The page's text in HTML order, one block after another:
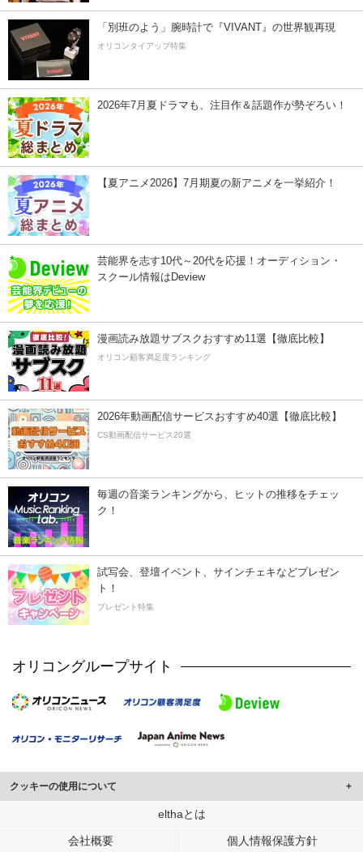
「別班のよう」腕時計で『VIVANT』の世界観再現
オリコンタイアップ特集
2026年7月夏ドラマも、注目作＆話題作が勢ぞろい！
【夏アニメ2026】7月期夏の新アニメを一挙紹介！
芸能界を志す10代～20代を応援！オーディション・
スクール情報はDeview
漫画読み放題サブスクおすすめ11選【徹底比較】
オリコン顧客満足度ランキング
2026年動画配信サービスおすすめ40選【徹底比較】
CS動画配信サービス20選
毎週の音楽ランキングから、ヒットの推移をチェッ
ク！
試写会、登壇イベント、サインチェキなどプレゼン
ト！
プレゼント特集
オリコングループサイト
クッキーの使用について
このサイトでは Cookie を使用して、ユーザーに合わせたコンテンツや広告の
行っています。
elthaとは
会社概要 個人情報保護方針